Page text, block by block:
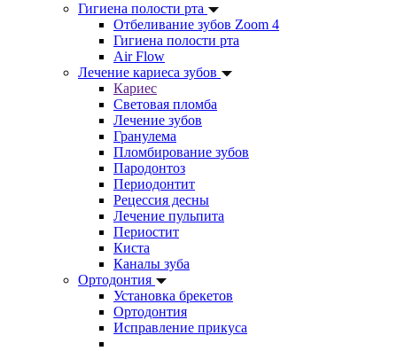
Гигиена полости рта
Отбеливание зубов Zoom 4
Гигиена полости рта
Air Flow
Лечение кариеса зубов
Кариес
Световая пломба
Лечение зубов
Гранулема
Пломбирование зубов
Пародонтоз
Периодонтит
Рецессия десны
Лечение пульпита
Периостит
Киста
Каналы зуба
Ортодонтия
Установка брекетов
Ортодонтия
Исправление прикуса